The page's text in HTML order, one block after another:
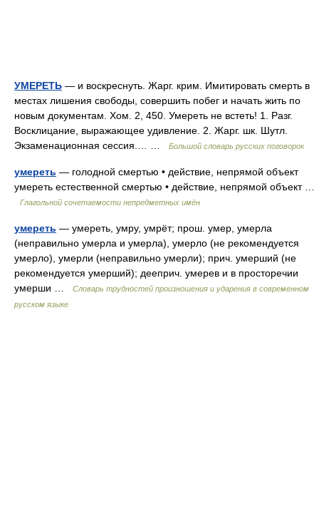
УМЕРЕТЬ — и воскреснуть. Жарг. крим. Имитировать смерть в
местах лишения свободы, совершить побег и начать жить по
новым документам. Хом. 2, 450. Умереть не встеть! 1. Разг.
Восклицание, выражающее удивление. 2. Жарг. шк. Шутл.
Экзаменационная сессия.… …
Большой словарь русских поговорок
умереть — голодной смертью • действие, непрямой объект
умереть естественной смертью • действие, непрямой объект …
Глагольной сочетаемости непредметных имён
умереть — умереть, умру, умрёт; прош. умер, умерла
(неправильно умерла и умерла), умерло (не рекомендуется
умерло), умерли (неправильно умерли); прич. умерший (не
рекомендуется умерший); дееприч. умерев и в просторечии
умерши …
Словарь трудностей произношения и ударения в современном
русском языке